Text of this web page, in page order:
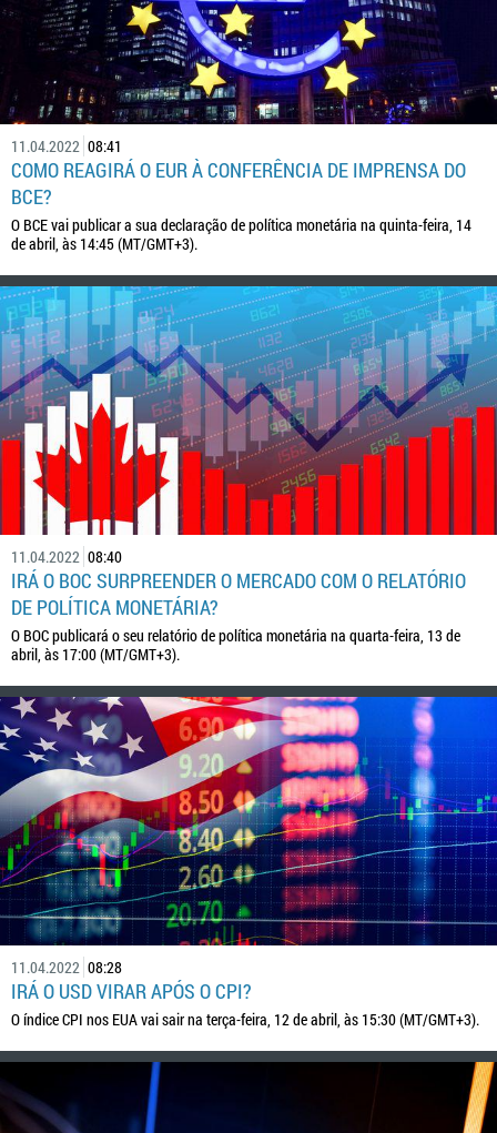
11.04.2022 08:41
COMO REAGIRÁ O EUR À CONFERÊNCIA DE IMPRENSA DO
BCE?
O BCE vai publicar a sua declaração de política monetária na quinta-feira, 14
de abril, às 14:45 (MT/GMT+3).
11.04.2022 08:40
IRÁ O BOC SURPREENDER O MERCADO COM O RELATÓRIO
DE POLÍTICA MONETÁRIA?
O BOC publicará o seu relatório de política monetária na quarta-feira, 13 de
abril, às 17:00 (MT/GMT+3).
11.04.2022 08:28
IRÁ O USD VIRAR APÓS O CPI?
O índice CPI nos EUA vai sair na terça-feira, 12 de abril, às 15:30 (MT/GMT+3).